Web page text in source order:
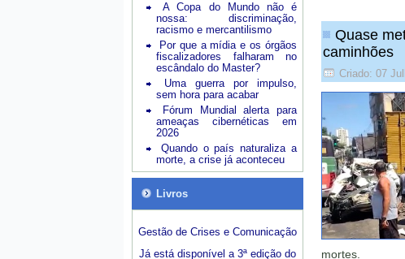
A Copa do Mundo não é
nossa: discriminação,
racismo e mercantilismo
Por que a mídia e os órgãos
fiscalizadores falharam no
escândalo do Master?
Uma guerra por impulso,
sem hora para acabar
Fórum Mundial alerta para
ameaças cibernéticas em
2026
Quando o país naturaliza a
morte, a crise já aconteceu
Livros
Gestão de Crises e Comunicação
Já está disponível a 3ª edição do
Quase
caminhões
Criado: 07
mortes.